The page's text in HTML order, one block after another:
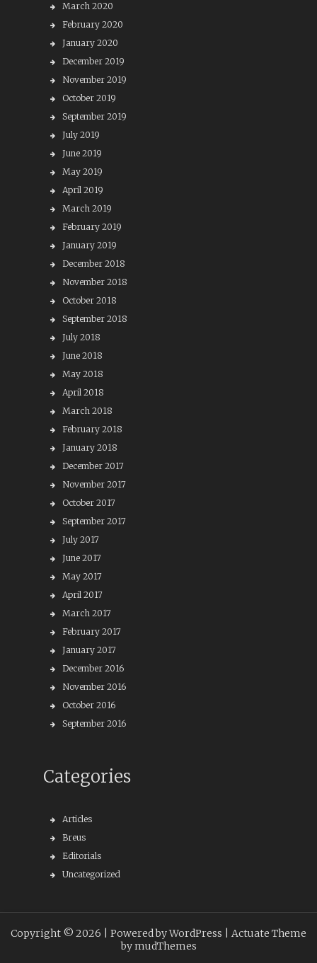
March 2020
February 2020
January 2020
December 2019
November 2019
October 2019
September 2019
July 2019
June 2019
May 2019
April 2019
March 2019
February 2019
January 2019
December 2018
November 2018
October 2018
September 2018
July 2018
June 2018
May 2018
April 2018
March 2018
February 2018
January 2018
December 2017
November 2017
October 2017
September 2017
July 2017
June 2017
May 2017
April 2017
March 2017
February 2017
January 2017
December 2016
November 2016
October 2016
September 2016
Categories
Articles
Breus
Editorials
Uncategorized
Copyright © 2026 | Powered by WordPress | Actuate Theme
bymudThemes